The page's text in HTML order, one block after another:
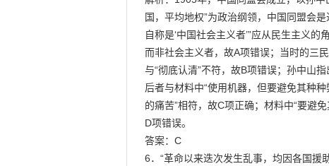
国，平均地权”为政治纲领，中国同盟会
自称是‘中国社会主义者’”应从民生主义的
而非社会主义者，故A项错误；当时的三
与“彻底认清”不符，故B项错误；孙中山
后者与材料中“使用机器，但要避免其种种
的痛苦”相符，故C项正确；材料中“要避
D项错误。
答案：C
6．“革命以来迭次发生乱事，均因各国援